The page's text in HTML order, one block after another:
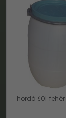
hordó 60l